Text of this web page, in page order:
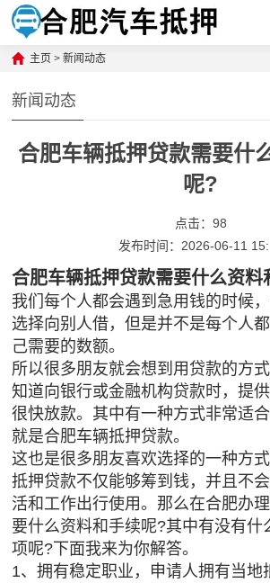
主页 >新闻动态
新闻动态
合肥车辆抵押贷款需要什
呢?
点击： 98
发布时间：2026-06-11
合肥车辆抵押贷款需要什么资料
我们每个人都会遇到急用钱的时候
选择向别人借，但是并不是每个人
己需要的数额。
所以很多朋友就会想到用贷款的方
知道向银行或金融机构贷款时，提
很快放款。其中有一种方式非常适
就是合肥车辆抵押贷款。
这也是很多朋友喜欢选择的一种方
抵押贷款不仅能够筹到钱，并且不
活和工作出行使用。那么在合肥办
要什么资料和手续呢?其中有没有什
项呢?下面我来为你解答。
1、拥有稳定职业，申请人拥有当地